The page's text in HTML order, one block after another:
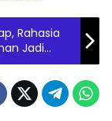
Rahasia
Jadi
Selera